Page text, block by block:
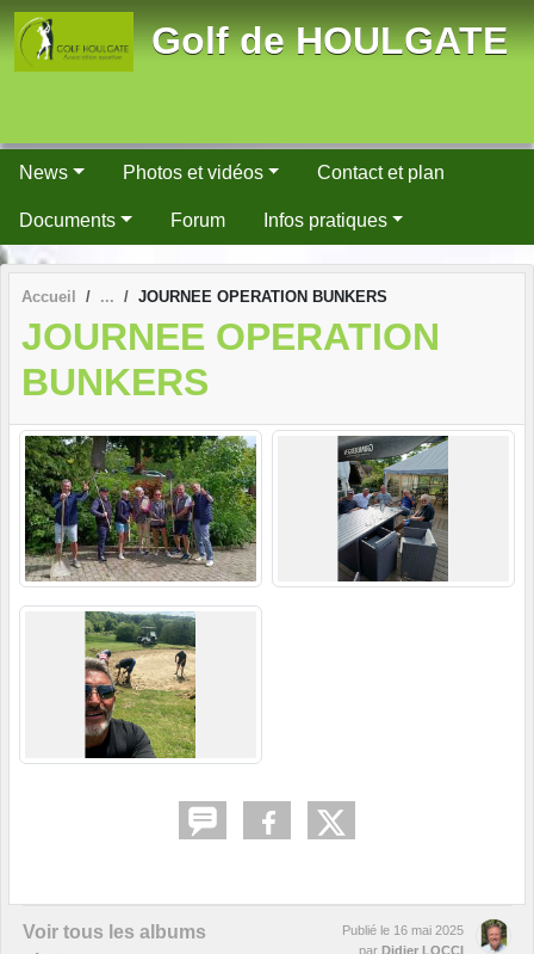
Golf de HOULGATE
News Photos et vidéos Contact et plan
Documents Forum Infos pratiques
Accueil JOURNEE OPERATION BUNKERS
JOURNEE OPERATION
BUNKERS
Voir tous les albums
Publié le 16 mai 2025
par Didier LOCCI
Panneau de gestion des cookies